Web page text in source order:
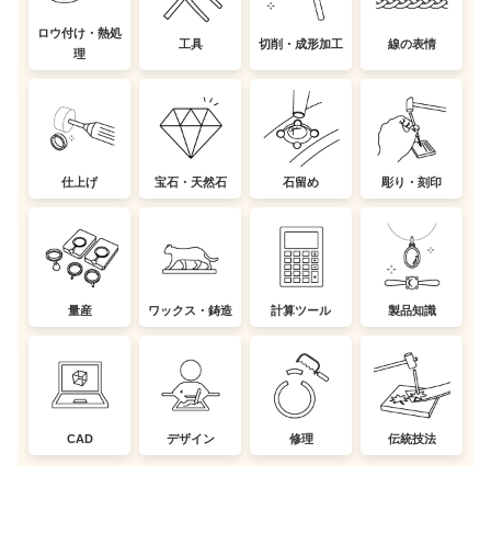
ロウ付け・熱処
理
工具 切削・成形加工 線の表情
仕上げ 宝石・天然石 石留め 彫り・刻印
量産 ワックス・鋳造 計算ツール 製品知識
CAD デザイン 修理 伝統技法